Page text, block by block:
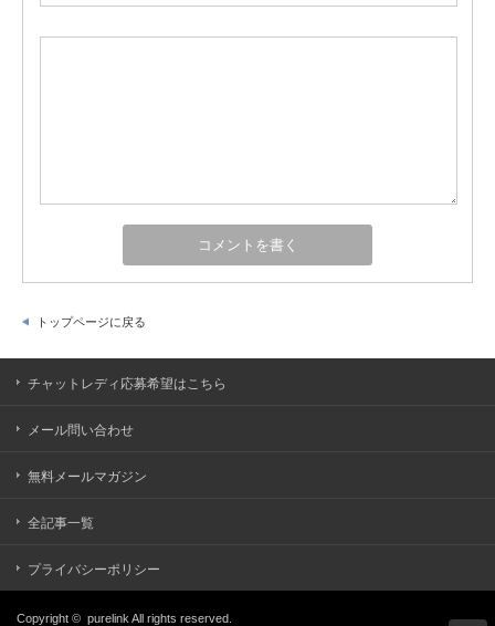
トップページに戻る
チャットレディ応募希望はこちら
メール問い合わせ
無料メールマガジン
全記事一覧
プライバシーポリシー
Copyright © purelink All rights reserved.